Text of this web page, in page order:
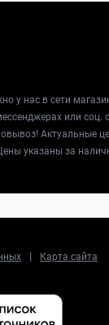
у нас в сети
или соц.
Актуальные
указаны за
| Карта сайта